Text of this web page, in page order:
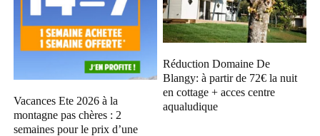
Vacances Ete 2026 à la
montagne pas chères : 2
semaines pour le prix d’une
Réduction Domaine De
Blangy: à partir de 72€ la nuit
en cottage + acces centre
aqualudique